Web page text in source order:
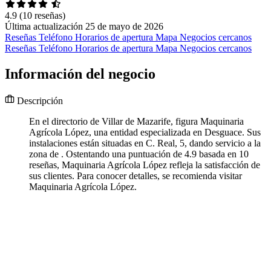
4.9 (10 reseñas)
Última actualización 25 de mayo de 2026
Reseñas Teléfono Horarios de apertura Mapa Negocios cercanos
Reseñas Teléfono Horarios de apertura Mapa Negocios cercanos
Información del negocio
Descripción
En el directorio de Villar de Mazarife, figura Maquinaria
Agrícola López, una entidad especializada en Desguace. Sus
instalaciones están situadas en C. Real, 5, dando servicio a la
zona de . Ostentando una puntuación de 4.9 basada en 10
reseñas, Maquinaria Agrícola López refleja la satisfacción de
sus clientes. Para conocer detalles, se recomienda visitar
Maquinaria Agrícola López.